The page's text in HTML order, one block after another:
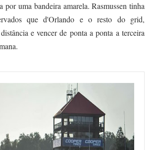
por uma bandeira amarela. Rasmussen tinha
que d'Orlando e o resto do grid,
e vencer de ponta a ponta a terceira